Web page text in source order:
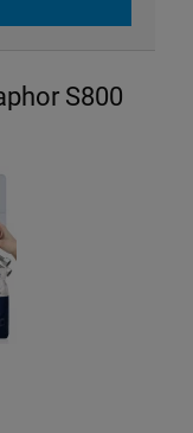
S800